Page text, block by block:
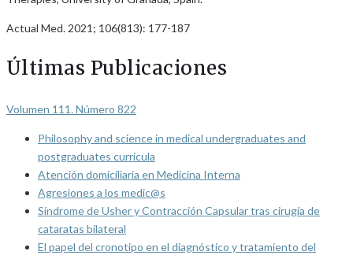
Actual Med. 2021; 106(813): 177-187
Últimas Publicaciones
Volumen 111. Número 822
Philosophy and science in medical undergraduates and
postgraduates curricula
Atención domiciliaria en Medicina Interna
Agresiones a los medic@s
Síndrome de Usher y Contracción Capsular tras cirugía de
cataratas bilateral
El papel del cronotipo en el diagnóstico y tratamiento del